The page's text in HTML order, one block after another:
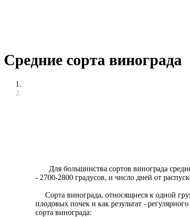
Средние сорта винограда
Для большинства сортов винограда
- 2700-2800 градусов, и число дней от
Сорта винограда, относящиеся к одной
плодовых почек и как результат -
сорта винограда: